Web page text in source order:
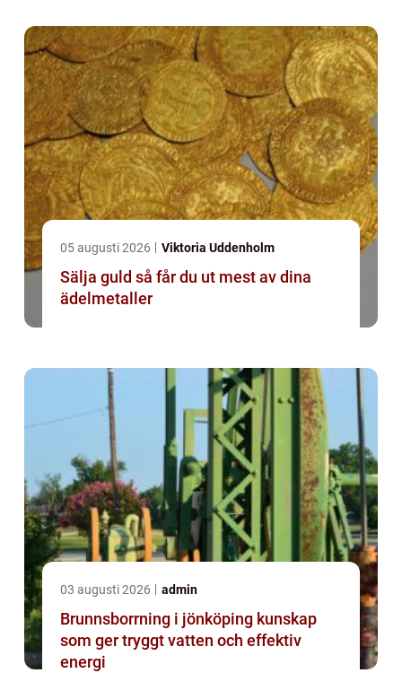
05 augusti 2026 Viktoria Uddenholm
Sälja guld så får du ut mest av dina
ädelmetaller
03 augusti 2026 admin
Brunnsborrning i jönköping kunskap
som ger tryggt vatten och effektiv
energi